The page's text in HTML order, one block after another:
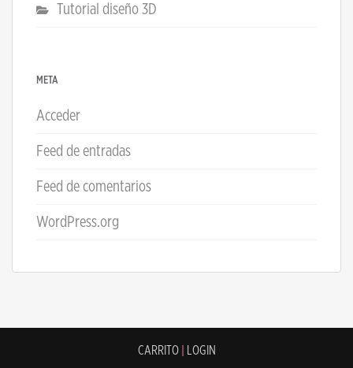
Tutorial diseño 3D
META
Acceder
Feed de entradas
Feed de comentarios
WordPress.org
CARRITO| LOGIN